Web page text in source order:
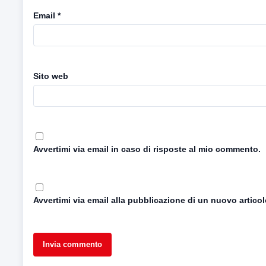
Email *
Sito web
Avvertimi via email in caso di risposte al mio commento.
Avvertimi via email alla pubblicazione di un nuovo